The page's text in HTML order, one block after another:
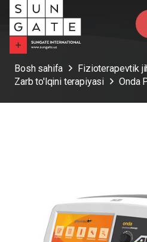
Bosh sahifa
Fizioterapevtik
Zarb to'lqini terapiyasi
Onda